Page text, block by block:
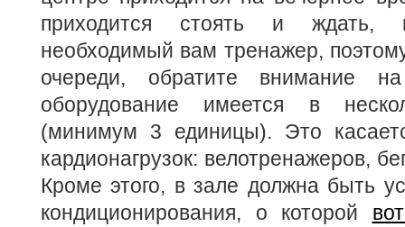
приходится стоять и ждать,
необходимый вам тренажер,
очереди, обратите внимание
оборудование имеется в
(минимум 3 единицы). Это
кардионагрузок: велотренажеров,
Кроме этого, в зале должна быть
кондиционирования, о которой